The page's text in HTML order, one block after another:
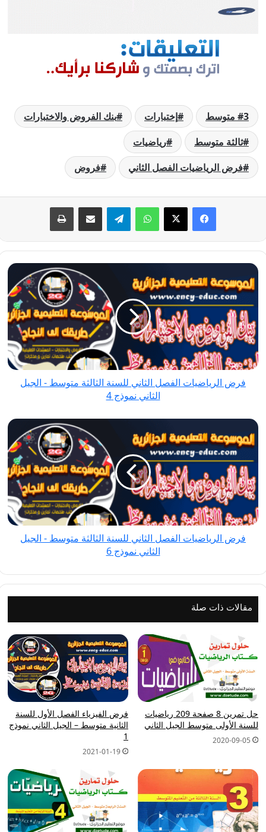
3 متوسط إختبارات
بنك الفروض والاختبارات
ثالثة متوسط
رياضيات
فرض الرياضيات الفصل الثاني
فروض
فيسبوك
‫X واتسابتيلقراممشاركة عبر البريد طباعة
فرض
الرياضيات
الفصل
الثاني
للسنة
الثالثة
متوسط
-
الجيل
4
فرض الرياضيات الفصل الثاني للسنة الثالثة متوسط - الجيل
الثاني نموذج 4
فرض
الرياضيات
الفصل
الثاني
للسنة
الثالثة
متوسط
-
الجيل
6
فرض الرياضيات الفصل الثاني للسنة الثالثة متوسط - الجيل
الثاني نموذج 6
مقالات ذات صلة
حل تمرين 8 صفحة 209 رياضيات
للسنة الأولى متوسط الجيل الثاني
2020-09-05
فرض الفيزياء الفصل الأول للسنة
الثانية متوسط – الجيل الثاني نموذج
1
2021-01-19